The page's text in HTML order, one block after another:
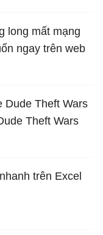
long mất mạng
ngay trên web
Dude Theft Wars
Theft Wars
trên Excel